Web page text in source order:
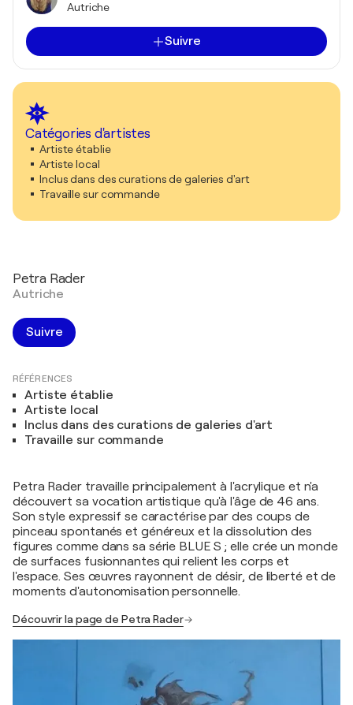
Autriche
Suivre
Catégories d'artistes
Artiste établie
Artiste local
Inclus dans des curations de galeries d'art
Travaille sur commande
Petra Rader
Autriche
Suivre
RÉFÉRENCES
Artiste établie
Artiste local
Inclus dans des curations de galeries d'art
Travaille sur commande
Petra Rader travaille principalement à l'acrylique et n'a
découvert sa vocation artistique qu'à l'âge de 46 ans.
Son style expressif se caractérise par des coups de
pinceau spontanés et généreux et la dissolution des
figures comme dans sa série BLUE S ; elle crée un monde
de surfaces fusionnantes qui relient les corps et
l'espace. Ses œuvres rayonnent de désir, de liberté et de
moments d'autonomisation personnelle.
Découvrir la page de Petra Rader